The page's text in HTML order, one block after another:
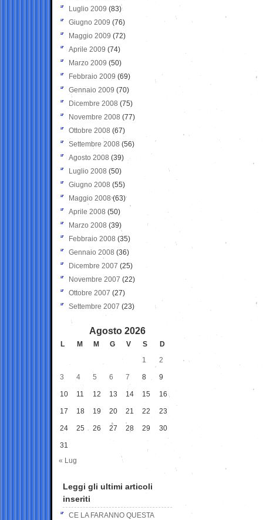
Luglio 2009 (83)
Giugno 2009 (76)
Maggio 2009 (72)
Aprile 2009 (74)
Marzo 2009 (50)
Febbraio 2009 (69)
Gennaio 2009 (70)
Dicembre 2008 (75)
Novembre 2008 (77)
Ottobre 2008 (67)
Settembre 2008 (56)
Agosto 2008 (39)
Luglio 2008 (50)
Giugno 2008 (55)
Maggio 2008(63)
Aprile 2008 (50)
Marzo 2008 (39)
Febbraio 2008 (35)
Gennaio 2008 (36)
Dicembre 2007 (25)
Novembre 2007 (22)
Ottobre 2007 (27)
Settembre 2007 (23)
Agosto 2026
L M M G V S
D
1
2
3 4 5 6 7 8 9
10 11 12 13 14 15 16
17 18 19 20 21 22 23
24 25 26 27 28 29 30
31
« Lug
Leggi gli ultimi articoli
inseriti
CE LA FARANNO QUESTA